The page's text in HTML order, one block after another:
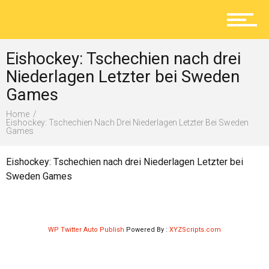
Lokal
Ratgeber
Service
Eishockey: Tschechien nach drei
Niederlagen Letzter bei Sweden
Games
Home
Eishockey: Tschechien Nach Drei Niederlagen Letzter Bei Sweden
Games
Eishockey: Tschechien nach drei Niederlagen Letzter bei
Sweden Games
WP Twitter Auto Publish Powered By : XYZScripts.com